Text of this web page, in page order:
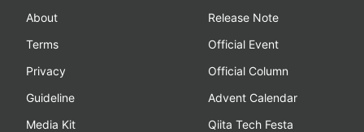
About
Terms
Privacy
Guideline
Media Kit
Release Note
Official Event
Official Column
Advent Calendar
Qiita Tech Festa